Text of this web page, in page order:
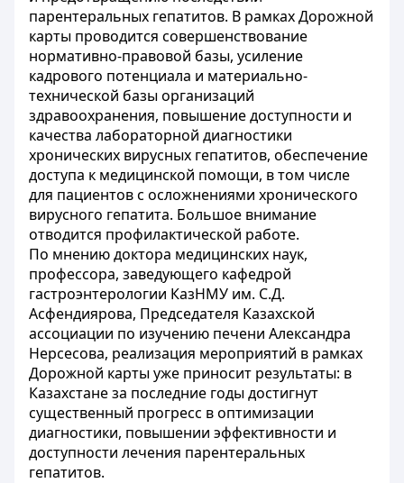
парентеральных гепатитов. В рамках Дорожной
карты проводится совершенствование
нормативно-правовой базы, усиление
кадрового потенциала и материально-
технической базы организаций
здравоохранения, повышение доступности и
качества лабораторной диагностики
хронических вирусных гепатитов, обеспечение
доступа к медицинской помощи, в том числе
для пациентов с осложнениями хронического
вирусного гепатита. Большое внимание
отводится профилактической работе.
По мнению доктора медицинских наук,
профессора, заведующего кафедрой
гастроэнтерологии КазНМУ им. С.Д.
Асфендиярова, Председателя Казахской
ассоциации по изучению печени Александра
Нерсесова, реализация мероприятий в рамках
Дорожной карты уже приносит результаты: в
Казахстане за последние годы достигнут
существенный прогресс в оптимизации
диагностики, повышении эффективности и
доступности лечения парентеральных
гепатитов.